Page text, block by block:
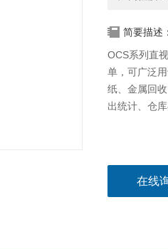
简要描述：
OCS系列直
单，可广泛
纸、金属回
出统计、仓
在线